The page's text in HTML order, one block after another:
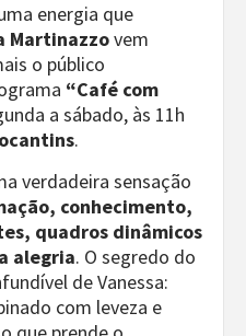
energia que
Martinazzovem
o público
“Café com
a sábado, às 11h
.
verdadeira sensação
conhecimento,
quadros dinâmicos
alegria. O segredo do
de Vanessa:
com leveza e